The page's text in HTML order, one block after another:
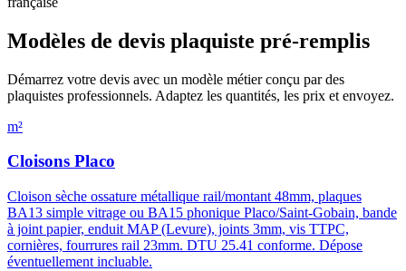
Modèles de devis plaquiste pré-remplis
Démarrez votre devis avec un modèle métier conçu par des
plaquistes professionnels. Adaptez les quantités, les prix et envoyez.
m²
Cloisons Placo
Cloison sèche ossature métallique rail/montant 48mm, plaques
BA13 simple vitrage ou BA15 phonique Placo/Saint-Gobain, bande
à joint papier, enduit MAP (Levure), joints 3mm, vis TTPC,
cornières, fourrures rail 23mm. DTU 25.41 conforme. Dépose
éventuellement incluable.